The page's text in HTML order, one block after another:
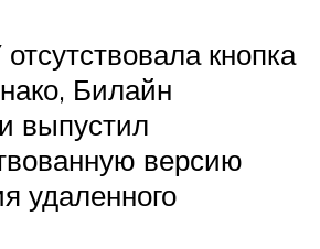
кнопка
Билайн
выпустил
версию
удаленного